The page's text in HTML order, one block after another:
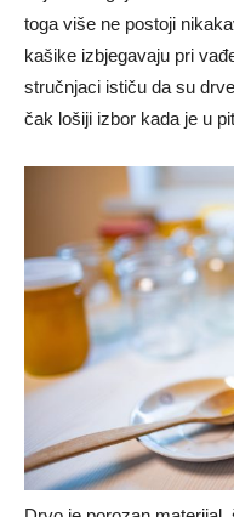
toga više ne postoji
kašike izbjegavaju pri
stručnjaci ističu da su
čak lošiji izbor kada je u